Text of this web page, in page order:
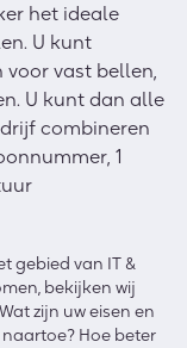
het ideale
U kunt
vast bellen,
U kunt dan alle
combineren
1
gebied van IT &
bekijken wij
zijn uw eisen en
Hoe beter